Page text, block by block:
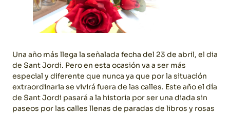
Una año más llega la señalada fecha del 23 de abril, el dia
de Sant Jordi. Pero en esta ocasión va a ser más
especial y diferente que nunca ya que por la situación
extraordinaria se vivirá fuera de las calles. Este año el día
de Sant Jordi pasará a la historia por ser una diada sin
paseos por las calles llenas de paradas de libros y rosas